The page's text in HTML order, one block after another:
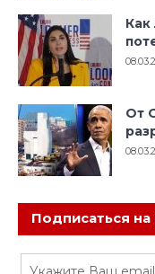
Как
От
Подписаться на